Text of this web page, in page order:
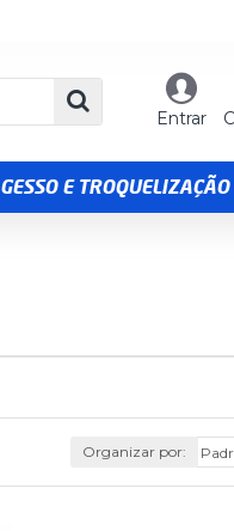
Entrar
GESSO E TROQUELIZAÇÃO
Organizar por: